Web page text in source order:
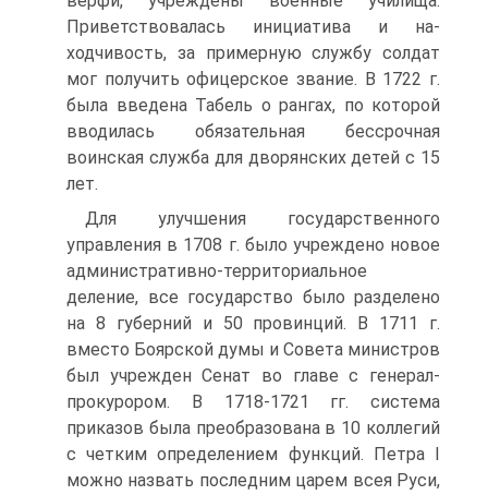
Приветствовалась инициатива и на­
ходчивость, за примерную службу солдат
мог получить офицерское зва­ние. В 1722 г.
была введена Табель о рангах, по которой
вводилась обяза­тельная бессрочная
воинская служба для дворянских детей с 15
лет.
Для улучшения государственного
управления в 1708 г. было учреж­дено новое
административно-территориальное
деление, все государство было разделено
на 8 губерний и 50 провинций. В 1711 г.
вместо Боярской думы и Совета министров
был учрежден Сенат во главе с генерал-
прокурором. В 1718-1721 гг. система
приказов была преобразована в 10 коллегий
с четким определением функций. Петра I
можно назвать послед­ним царем всея Руси,